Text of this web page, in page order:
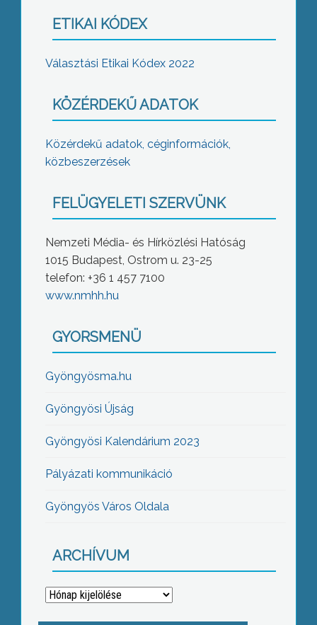
ETIKAI KÓDEX
Választási Etikai Kódex 2022
KÖZÉRDEKŰ ADATOK
Közérdekű adatok, céginformációk,
közbeszerzések
FELÜGYELETI SZERVÜNK
Nemzeti Média- és Hírközlési Hatóság
1015 Budapest, Ostrom u. 23-25
telefon: +36 1 457 7100
www.nmhh.hu
GYORSMENÜ
Gyöngyösma.hu
Gyöngyösi Újság
Gyöngyösi Kalendárium 2023
Pályázati kommunikáció
Gyöngyös Város Oldala
ARCHÍVUM
Archívum